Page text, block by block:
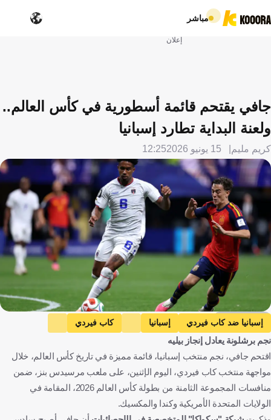
مباشر
إعلان
جافي يقتحم قائمة أسطورية في كأس العالم..
ولعنة البداية تطارد إسبانيا
كريم مليم 15 يونيو 2026 12:25
Getty Images
إسبانيا ضد كاب فيردي إسبانيا
كاب فيردي
كأس العالم
تونس
إسبانيا
الرأس الأخضر الولايات المتحدة تونس
الجزائر
البرازيل
نجم برشلونة يعادل إنجاز بيليه
اقتحم جافي، نجم منتخب إسبانيا، قائمة مميزة في تاريخ كأس العالم، خلال
مواجهة منتخب كاب فيردي، اليوم الإثنين، على ملعب مرسيدس بنز، ضمن
منافسات المجموعة الثامنة من بطولة كأس العالم 2026، المقامة في
الولايات المتحدة الأمريكية وكندا والمكسيك.